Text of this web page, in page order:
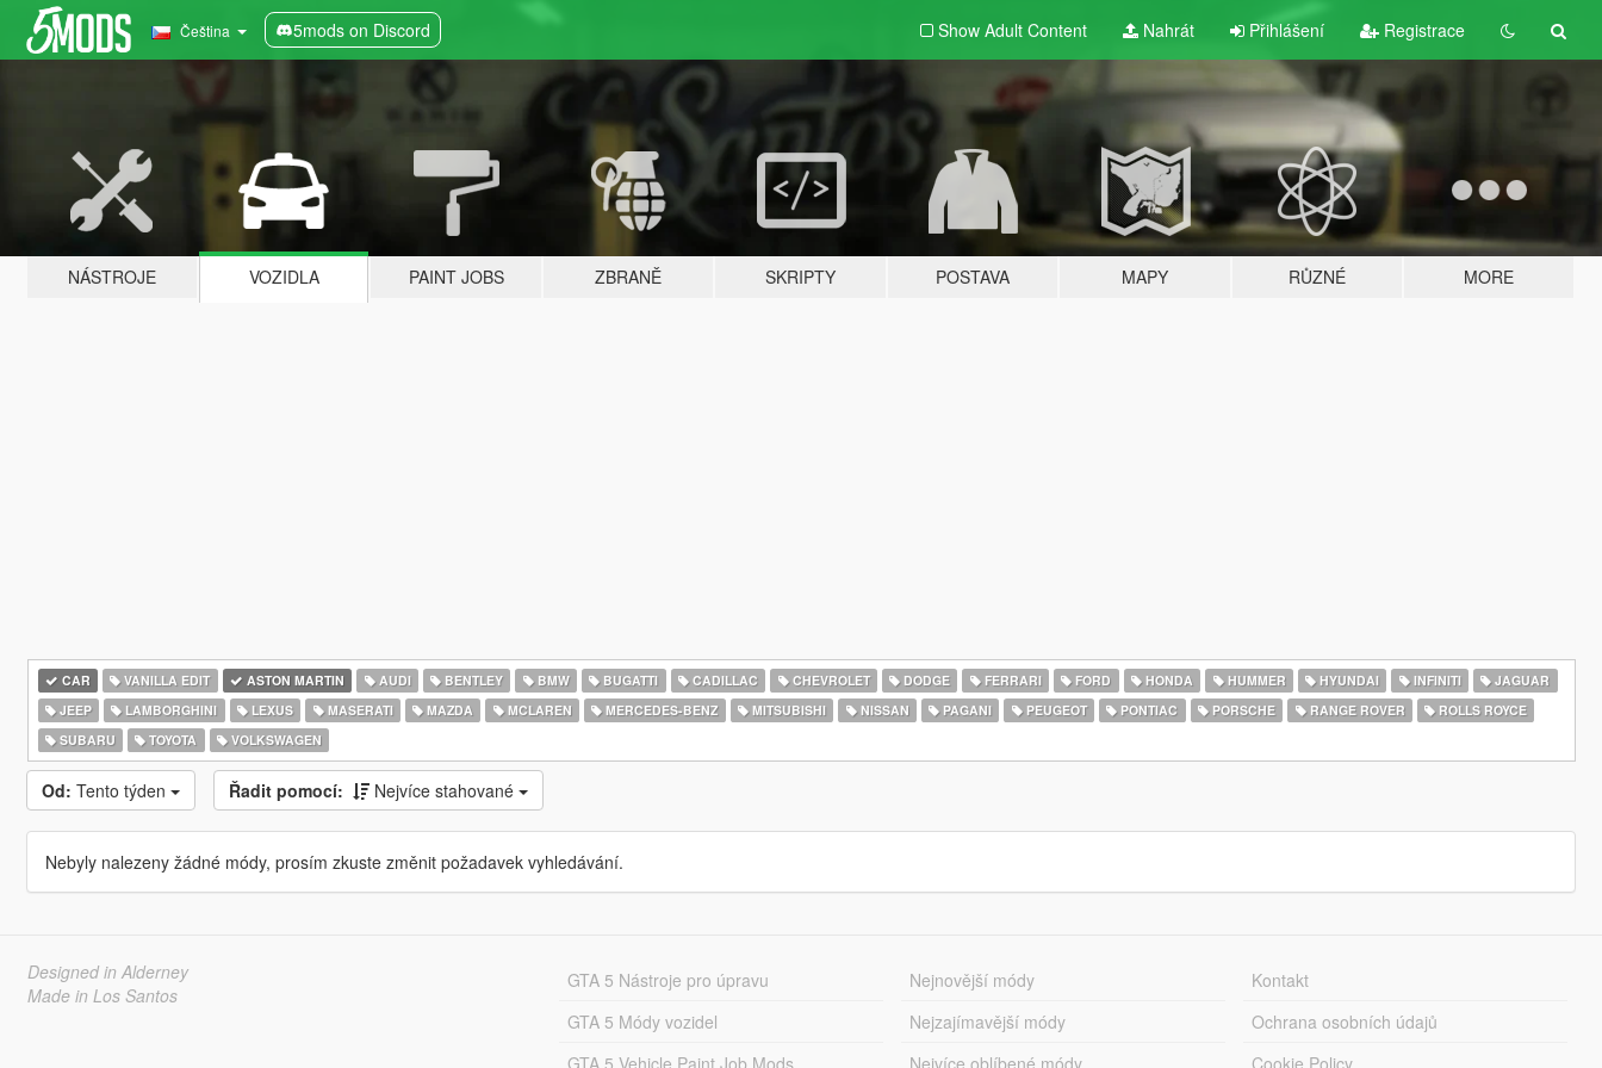
Čeština 5mods on Discord Show Adult Content Nahrát Přihlášení Registrace
NÁSTROJE VOZIDLA PAINT JOBS ZBRANĚ SKRIPTY POSTAVA MAPY RŮZNÉ MORE
CAR VANILLA EDIT ASTON MARTIN AUDI BENTLEY BMW BUGATTI CADILLAC CHEVROLET DODGE FERRARI FORD HONDA HUMMER HYUNDAI INFINITI
JAGUAR
JEEP
LAMBORGHINI LEXUS MASERATI MAZDA MCLAREN MERCEDES-BENZ MITSUBISHI NISSAN PAGANI PEUGEOT PONTIAC PORSCHE RANGE ROVER
ROLLS ROYCE
SUBARU
TOYOTA VOLKSWAGEN
Od: Tento týden Řadit pomocí: Nejvíce stahované
Nebyly nalezeny žádné módy, prosím zkuste změnit požadavek vyhledávání.
Designed in Alderney
Made in Los Santos
GTA 5 Nástroje pro úpravu
GTA 5 Módy vozidel
GTA 5 Vehicle Paint Job Mods
Nejnovější módy
Nejzajímavější módy
Nejvíce oblíbené módy
Kontakt
Ochrana osobních údajů
Cookie Policy